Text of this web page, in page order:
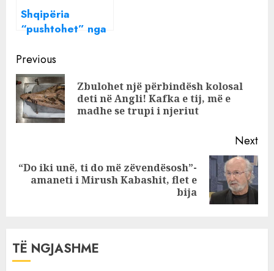
Shqipëria
“pushtohet” nga
motit për sot
Continue
Reading
Previous
Zbulohet një përbindësh kolosal
deti në Angli! Kafka e tij, më e
madhe se trupi i njeriut
Next
Next
“Do iki unë, ti do më zëvendësosh”-
amaneti i Mirush Kabashit, flet e
bija
TË NGJASHME